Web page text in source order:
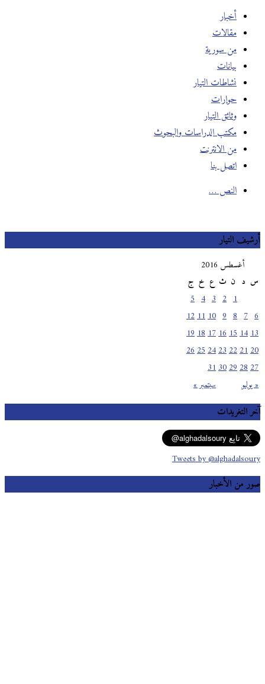
أخبار
مقالات
من سورية
بيانات
نشاطات التيار
حوارات
وثائق التيار
مكتب الدراسات والبحوث
من الانترنت
اتصل بنا
النص …
أرشيف التيار
أغسطس 2016
س
ث خ ج
« يوليو سبتمبر »
10
11
12
13
14
15
16
17
18
19
20
21
22
23
24
25
26
27
28
29
30
31
آخر التغريدات
Tweets by @alghadalsoury
صور من الأخبار